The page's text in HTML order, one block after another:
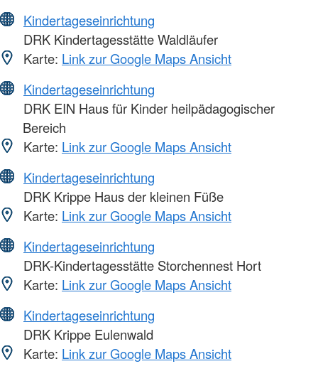
Kindertageseinrichtung
DRK Kindertagesstätte Waldläufer
Karte: Link zur Google Maps Ansicht
Kindertageseinrichtung
DRK EIN Haus für Kinder heilpädagogischer
Bereich
Karte: Link zur Google Maps Ansicht
Kindertageseinrichtung
DRK Krippe Haus der kleinen Füße
Karte: Link zur Google Maps Ansicht
Kindertageseinrichtung
DRK-Kindertagesstätte Storchennest Hort
Karte: Link zur Google Maps Ansicht
Kindertageseinrichtung
DRK Krippe Eulenwald
Karte: Link zur Google Maps Ansicht